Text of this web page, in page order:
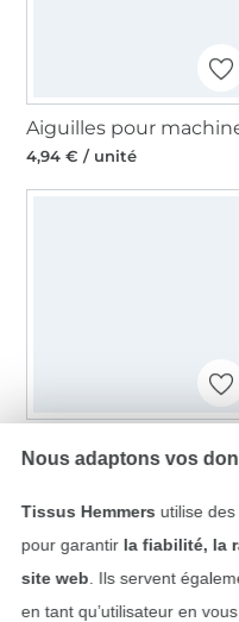
4,94 € / unité
4,99 € / unité
Nous adaptons vos
Tissus Hemmers utilise des
pour garantir la fiabilité, la
site web . Ils servent
en tant qu’utilisateur en